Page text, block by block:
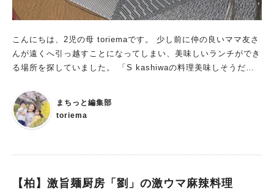
す。 また行きたい！と思えるお店でした。 気になる方はぜひ一
度訪れてみてくださいね。
こんにちは、2児の母 toriemaです。 少し前に仲の良いママ友さ
んが遠くへ引っ越すことになってしまい、美味しいランチができ
る場所を探していました。 「S kashiwaの料理美味しそうだ
て、ママ友さんとランチをしてきました。 どんなメニューを食
べてきたのか、お店の料理のこだわりなどを早速お伝えしようと
思います。 ▼こちらの記事も人気 【柏】9/5開店の「S kashiw
ューは、前菜5種、鮮魚＆お肉の選べるメイン、デザート盛合せ
まちっと編集部
toriema
【柏】激旨麺厨房「劉」の激ウマ麻辣料理